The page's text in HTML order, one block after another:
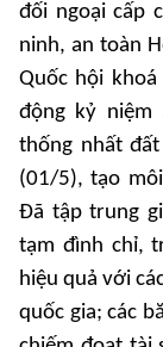
đối ngoại cấp
ninh, an toàn
Quốc hội
động kỷ niệm
thống nhất
(01/5), tạo
Đã tập trung
tạm đình chỉ,
hiệu quả với
quốc gia; các